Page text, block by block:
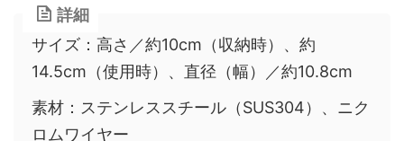
詳細
サイズ：高さ／約10cm（収納時）、約
14.5cm（使用時）、直径（幅）／約10.8cm
素材：ステンレススチール（SUS304）、ニク
ロムワイヤー